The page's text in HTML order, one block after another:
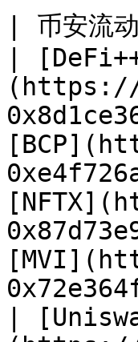
| 币安流
|
(https://
|